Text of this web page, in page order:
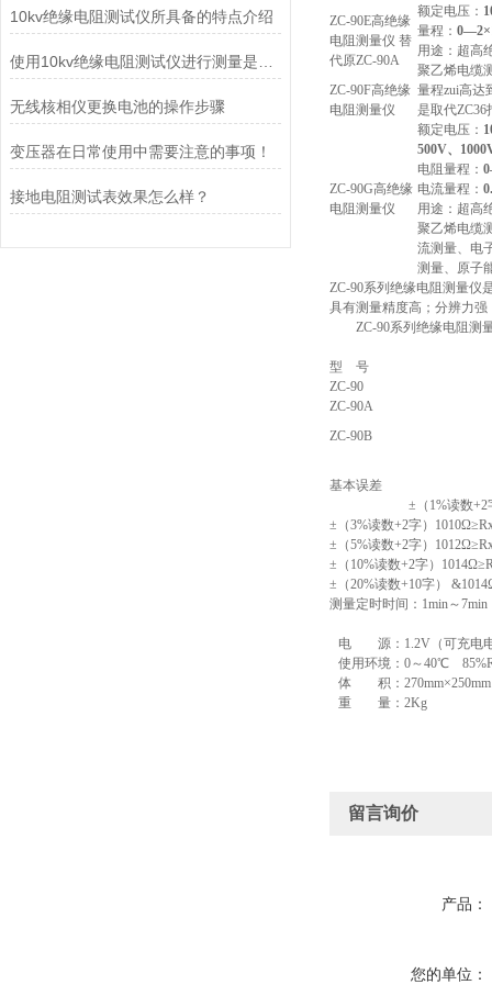
10kv绝缘电阻测试仪所具备的特点介绍
无线核相仪更换电池的操作步骤
变压器在日常使用中需要注意的事项！
接地电阻测试表效果怎么样？
ZC-90E高绝缘
电阻测量仪 替
代原ZC-90A
额定电压：
量程：
用途：超高
聚乙烯电缆
ZC-90F高绝缘
电阻测量仪
量程zui高达
是取代ZC36
ZC-90G高绝缘
电阻测量仪
额定电压：
500V、
电阻量程：
电流量程：
用途：超高
聚乙烯电缆
流测量、电
测量、原子
ZC-90系列绝缘电阻测量仪
具有测量精度高；分辨力
ZC-90系列绝缘电阻测量
型 号
ZC-90
ZC-90A
ZC-90B
基本误差
±（1%读数+2字
±（3%读数+2字）
±（5%读数+2字）
±（10%读数+2字）
±（20%读数+10字）
测量定时时间：1min～7min
电 源：1.2V（可充电电
使用环境：0～40℃
体 积：
重 量：2Kg
留言询价
产品：
您的单位：